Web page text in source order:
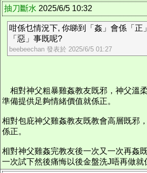
抽刀斷水 2025/6/5 10:32
咁係乜情況下, 你睇到「姦」會係「正
「惡」事既呢?
beebeechan 發表於 2025/6/5 01:27
相對神父粗暴雞姦教友既邪，神父溫
準備提供足夠情緒價值就係正。
相對包庇神父雞姦教友既教會高層既邪
係正。
相對神父雞姦完教友後一次又一次再姦
一次試下然後痛悔以後金盤洗J唔再做就